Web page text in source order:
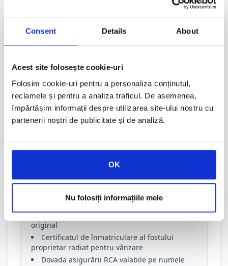
Consent Details About
Acest site folosește cookie-uri
Folosim cookie-uri pentru a personaliza conținutul,
reclamele și pentru a analiza traficul. De asemenea,
împărtășim informații despre utilizarea site-ului nostru cu
partenerii noștri de publicitate și de analiză.
OK
Nu folosiți informațiile mele
Transcrierea (fostă “transcriere auto”) este
procedura prin care vehiculul este înregistrat
oficial în Registrul Național de Evidență a
Fără transcriere, mașina rămâne pe numele
fostului proprietar. Asta creează probleme reale:
la orice accident, la orice control, la executări
silite ale fostului proprietar — mașina ta poate fi
afectată.
Acte necesare la DRPCIV:
Cerere de transcriere (se completează la
ghișeu sau online)
Contractul de vânzare-cumpărare — original
sau copie legalizată
Cartea de identitate a vehiculului (CIV) —
original
Certificatul de înmatriculare al fostului
proprietar radiat pentru vânzare
Dovada asigurării RCA valabile pe numele